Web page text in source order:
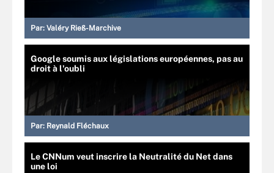
Par: Valéry Rieß-Marchive
Google soumis aux législations européennes, pas au
droit à l'oubli
Par: Reynald Fléchaux
Le CNNum veut inscrire la Neutralité du Net dans
une loi